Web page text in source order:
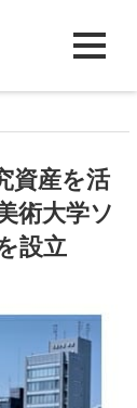
資産を活
術⼤学ソ
設立